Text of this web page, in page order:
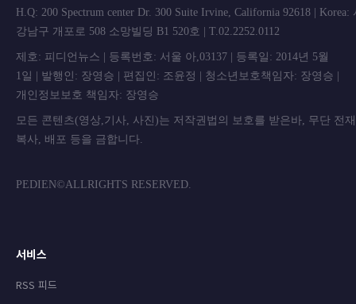
H.Q: 200 Spectrum center Dr. 300 Suite Irvine, California 92618 | Korea:
강남구 개포로 508 소망빌딩 B1 520호 | T.02.2252.0112
제호: 피디언뉴스 | 등록번호: 서울 아,03137 | 등록일: 2014년 5월
1일 | 발행인: 장영승 | 편집인: 조윤정 | 청소년보호책임자: 장영승 |
개인정보보호 책임자: 장영승
모든 콘텐츠(영상,기사, 사진)는 저작권법의 보호를 받은바, 무단 전
복사, 배포 등을 금합니
PEDIEN©ALLRIGHTS RESERVED.
서비스
RSS 피드